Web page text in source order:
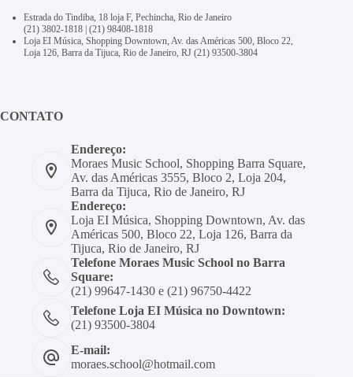
Estrada do Tindiba, 18 loja F, Pechincha, Rio de Janeiro
(21) 3802-1818 (21) 98408-1818
Loja EI Música, Shopping Downtown, Av. das Américas 500, Bloco 22,
Loja 126, Barra da Tijuca, Rio de Janeiro, RJ (21) 93500-3804
CONTATO
Endereço:
Moraes Music School, Shopping Barra Square,
Av. das Américas 3555, Bloco 2, Loja 204,
Barra da Tijuca, Rio de Janeiro, RJ
Endereço:
Loja EI Música, Shopping Downtown, Av. das
Américas 500, Bloco 22, Loja 126, Barra da
Tijuca, Rio de Janeiro, RJ
Telefone Moraes Music School no Barra
Square:
(21) 99647-1430 e (21) 96750-4422
Telefone Loja EI Música no Downtown:
(21) 93500-3804
E-mail:
moraes.school@hotmail.com